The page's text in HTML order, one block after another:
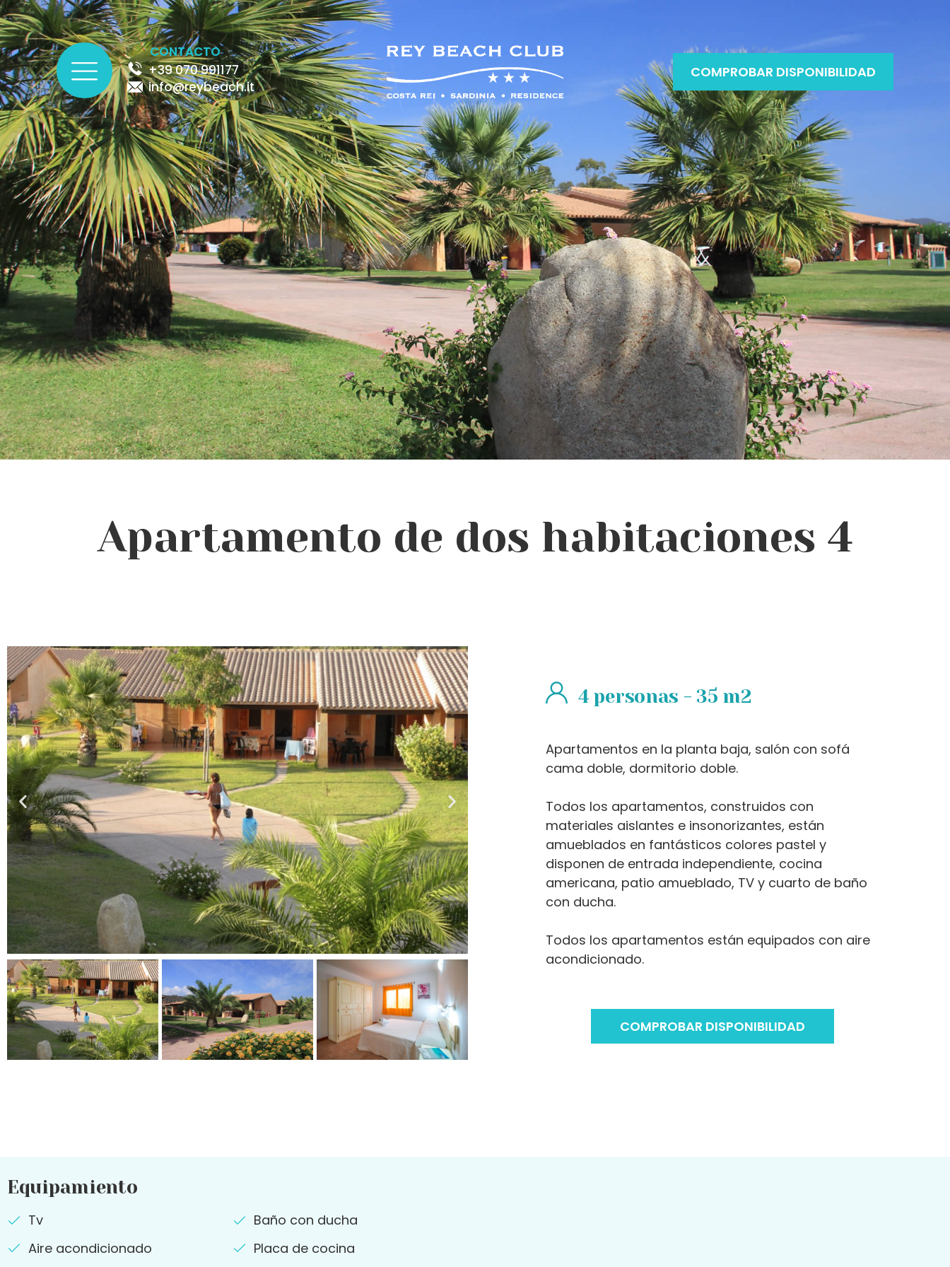
CONTACTO
+39 070 991177
info@reybeach.it
COMPROBAR DISPONIBILIDAD
Apartamento de dos habitaciones 4
4 personas - 35 m2
Apartamentos en la planta baja, salón con sofá
cama doble, dormitorio doble.
Todos los apartamentos, construidos con
materiales aislantes e insonorizantes, están
amueblados en fantásticos colores pastel y
disponen de entrada independiente, cocina
americana, patio amueblado, TV y cuarto de baño
con ducha.
Todos los apartamentos están equipados con aire
acondicionado.
COMPROBAR DISPONIBILIDAD
Equipamiento
Tv
Baño con ducha
Aire acondicionado
Placa de cocina